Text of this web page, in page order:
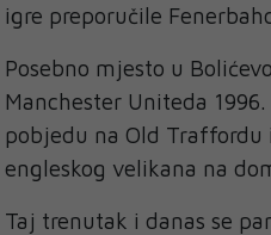
igre preporučile
Posebno mjesto u
Manchester Uniteda
pobjedu na Old
engleskog velikana na
Taj trenutak i danas se